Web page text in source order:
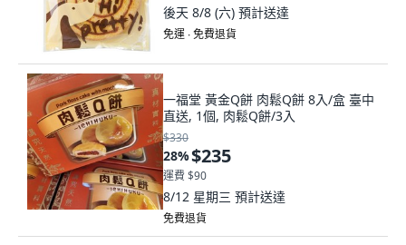
後天 8/8 (六) 預計送達
免運 ∙ 免費退貨
一福堂 黃金Q餅 肉鬆Q餅 8入/盒 臺中
直送, 1個, 肉鬆Q餅/3入
$330
28%$235
運費 $90
8/12 星期三 預計送達
免費退貨